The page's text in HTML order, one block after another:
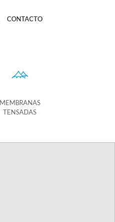
CONTACTO
MEMBRANAS
TENSADAS